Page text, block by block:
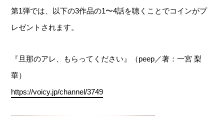
第1弾では、以下の3作品の1〜4話を聴くことでコインがプ
レゼントされます。
『旦那のアレ、もらってください』（peep／著：一宮 梨
華）
https://voicy.jp/channel/3749